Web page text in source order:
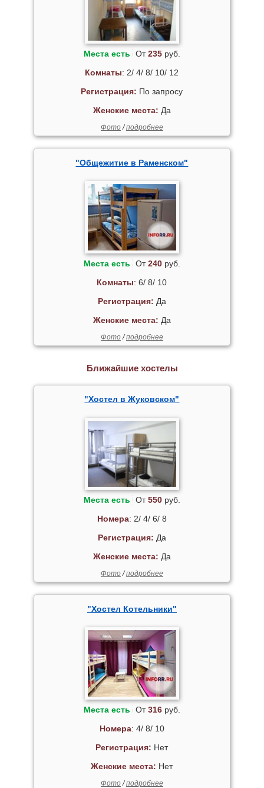
Места есть От235руб.
Комнаты: 2/ 4/ 8/ 10/ 12
Регистрация: По запросу
Женские места: Да
Фото/подробнее
"Общежитие в Раменском"
Места есть От240руб.
Комнаты: 6/ 8/ 10
Регистрация: Да
Женские места: Да
Фото/подробнее
Ближайшие хостелы
"Хостел в Жуковском"
Места есть От550руб.
Номера: 2/ 4/ 6/ 8
Регистрация: Да
Женские места: Да
Фото/подробнее
"Хостел Котельники"
Места есть От316руб.
Номера: 4/ 8/ 10
Регистрация: Нет
Женские места: Нет
Фото/подробнее